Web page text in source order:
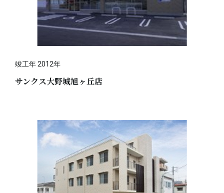
竣工年 2012年
サンクス大野城旭ヶ丘店